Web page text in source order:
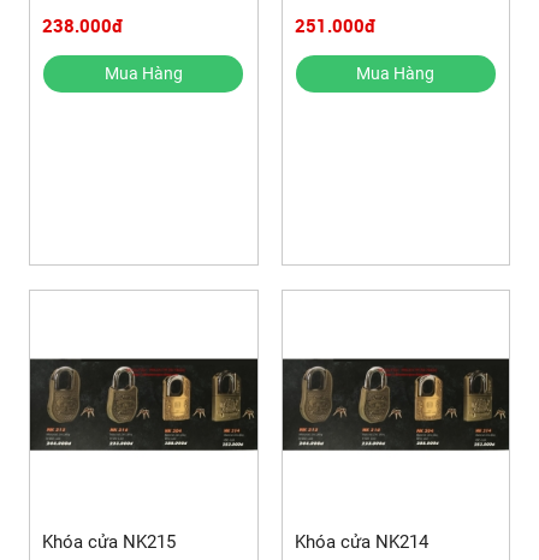
238.000đ
Mua Hàng
251.000đ
Mua Hàng
Khóa cửa NK215 Khóa cửa NK214